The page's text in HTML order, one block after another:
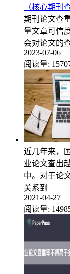
（核心期刊
期刊论文查
量文章可信
会对论文的
2023-07-06
阅读量:
近几年来，
业论文查出
中。对于论
关系到
2021-04-27
阅读量: